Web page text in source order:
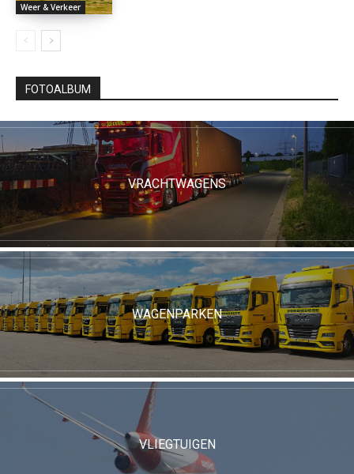
Weer & Verkeer
FOTOALBUM
VRACHTWAGENS
WAGENPARKEN
VLIEGTUIGEN